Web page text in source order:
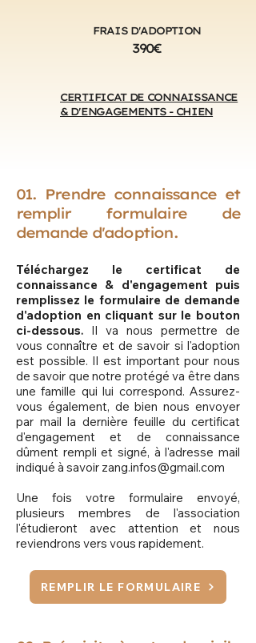
FRAIS D'ADOPTION
390€
CERTIFICAT DE CONNAISSANCE
& D'ENGAGEMENTS - CHIEN
01. Prendre connaissance et
remplir formulaire de
demande d'adoption.
Téléchargez le certificat de
connaissance & d'engagement puis
remplissez le formulaire de demande
d'adoption en cliquant sur le bouton
ci-dessous. Il va nous permettre de
vous connaître et de savoir si l'adoption
est possible. Il est important pour nous
de savoir que notre protégé va être dans
une famille qui lui correspond. Assurez-
vous également, de bien nous envoyer
par mail la dernière feuille du certificat
d'engagement et de connaissance
dûment rempli et signé, à l'adresse mail
indiqué à savoir zang.infos@gmail.com
Une fois votre formulaire envoyé,
plusieurs membres de l'association
l'étudieront avec attention et nous
reviendrons vers vous rapidement.
REMPLIR LE FORMULAIRE